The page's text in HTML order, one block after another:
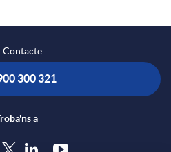
Contacte
300 321
a